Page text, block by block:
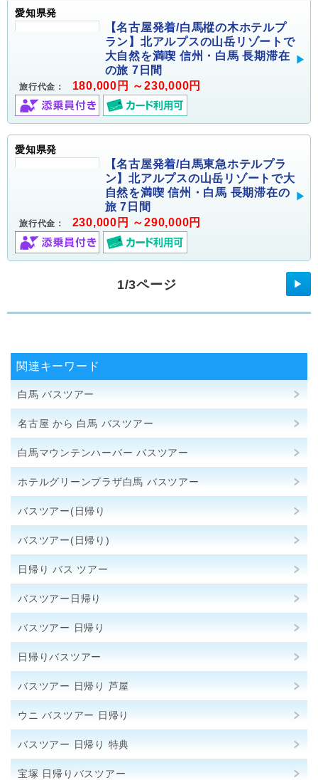
愛知県発
【名古屋発着/白馬樅の木ホテルプ
ラン】北アルプスの山岳リゾートで
大自然を満喫 信州・白馬 長期滞在
の旅 7日間
旅行代金： 180,000円 ～230,000円
愛知県発
【名古屋発着/白馬東急ホテルプラ
ン】北アルプスの山岳リゾートで大
自然を満喫 信州・白馬 長期滞在の
旅 7日間
旅行代金： 230,000円 ～290,000円
1/3ページ ▶
関連キーワード
白馬 バスツアー
名古屋 から 白馬 バスツアー
白馬マウンテンハーバー バスツアー
ホテルグリーンプラザ白馬 バスツアー
バスツアー(日帰り
バスツアー(日帰り)
日帰り バス ツアー
バスツアー日帰り
バスツアー 日帰り
日帰りバスツアー
バスツアー 日帰り 芦屋
ウニ バスツアー 日帰り
バスツアー 日帰り 特典
宝塚 日帰りバスツアー